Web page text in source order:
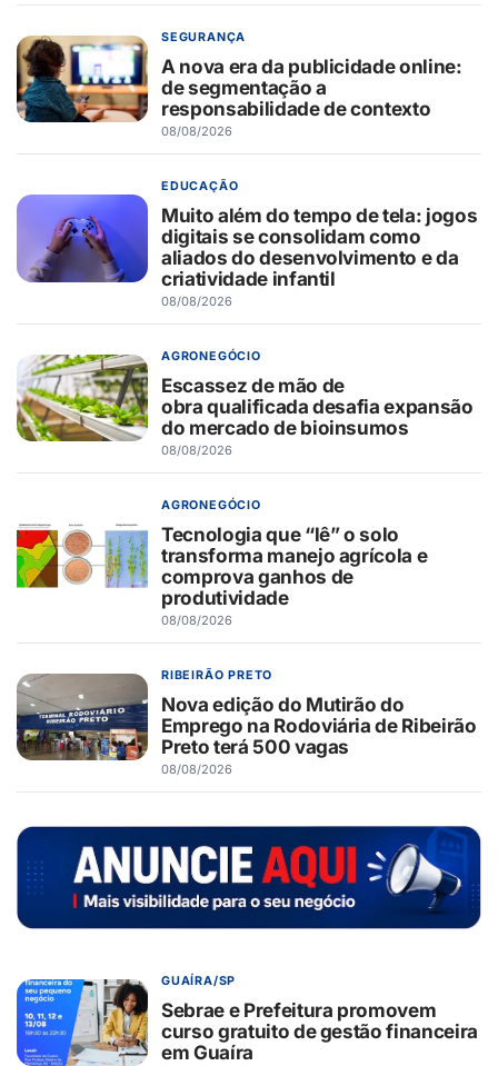
SEGURANÇA
A nova era da publicidade online:
de segmentação a
responsabilidade de contexto
08/08/2026
EDUCAÇÃO
Muito além do tempo de tela: jogos
digitais se consolidam como
aliados do desenvolvimento e da
criatividade infantil
08/08/2026
AGRONEGÓCIO
Escassez de mão de
obra qualificada desafia expansão
do mercado de bioinsumos
08/08/2026
AGRONEGÓCIO
Tecnologia que “lê” o solo
transforma manejo agrícola e
comprova ganhos de
produtividade
08/08/2026
RIBEIRÃO PRETO
Nova edição do Mutirão do
Emprego na Rodoviária de Ribeirão
Preto terá 500 vagas
08/08/2026
GUAÍRA/SP
Sebrae e Prefeitura promovem
curso gratuito de gestão financeira
em Guaíra